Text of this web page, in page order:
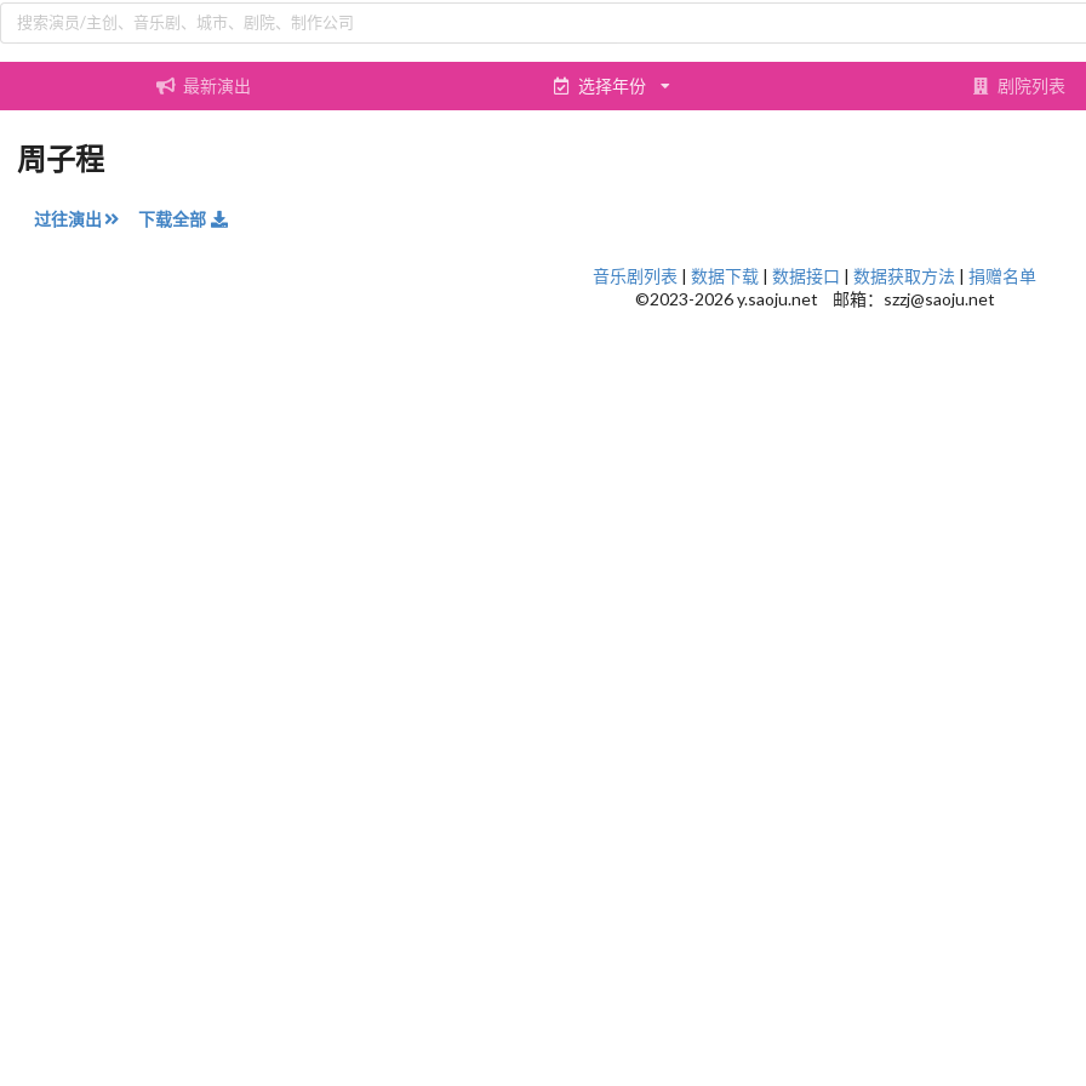
最新演出 选择年份 剧院列表
周子程
过往演出 下载全部
音乐剧列表 | 数据下载 | 数据接口 | 数据获取方法 | 捐赠名单
©2023-2026 y.saoju.net 邮箱：szzj@saoju.net